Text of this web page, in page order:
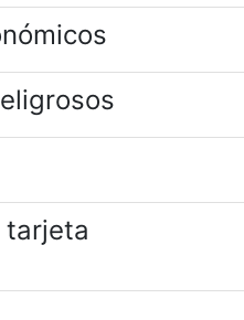
tarjeta